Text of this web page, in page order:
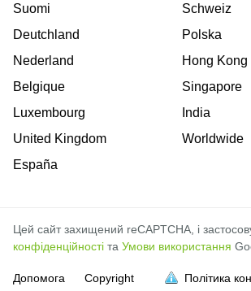
Suomi
Deutchland
Nederland
Belgique
Luxembourg
United Kingdom
España
Schweiz
Polska
Hong Kong
Singapore
India
Worldwide
Цей сайт захищений reCAPTCHA, і
конфіденційності та Умови використання
Допомога
Copyright
Політика